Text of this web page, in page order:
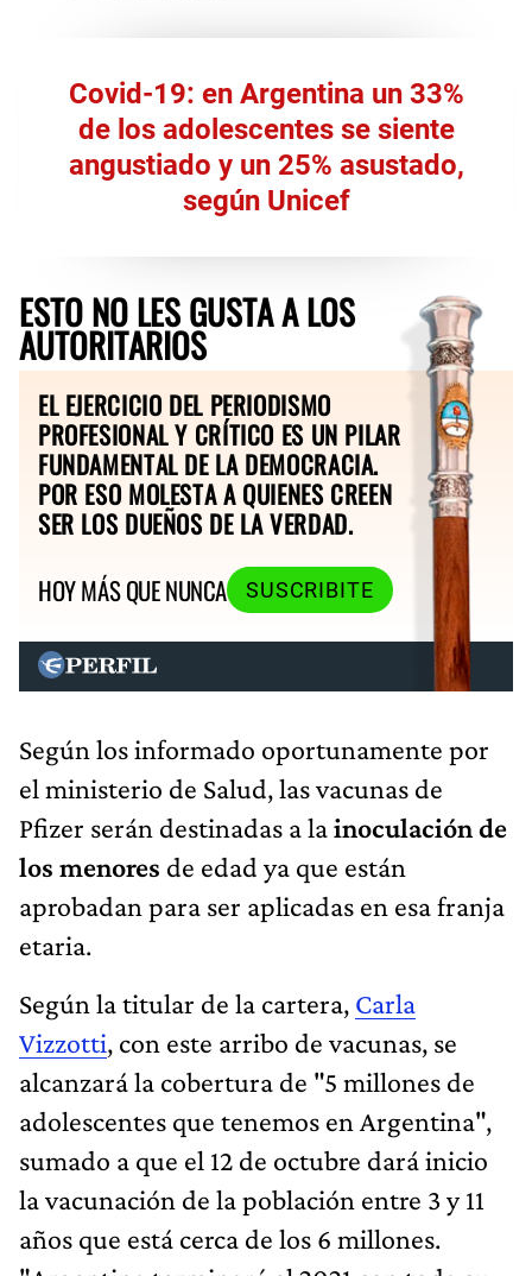
Covid-19: en Argentina un 33%
de los adolescentes se siente
angustiado y un 25% asustado,
según Unicef
ESTO NO LES GUSTA A LOS
AUTORITARIOS
EL EJERCICIO DEL PERIODISMO
PROFESIONAL Y CRÍTICO ES UN PILAR
FUNDAMENTAL DE LA DEMOCRACIA.
POR ESO MOLESTA A QUIENES CREEN
SER LOS DUEÑOS DE LA VERDAD.
HOY MÁS QUE NUNCA
SUSCRIBITE
Según los informado oportunamente por
el ministerio de Salud, las vacunas de
Pfizer serán destinadas a lainoculación de
los menores de edad ya que están
aprobadan para ser aplicadas en esa franja
etaria.
Según la titular de la cartera, Carla
Vizzotti, con este arribo de vacunas, se
alcanzará la cobertura de "5 millones de
adolescentes que tenemos en Argentina",
sumado a que el 12 de octubre dará inicio
la vacunación de la población entre 3 y 11
años que está cerca de los 6 millones.